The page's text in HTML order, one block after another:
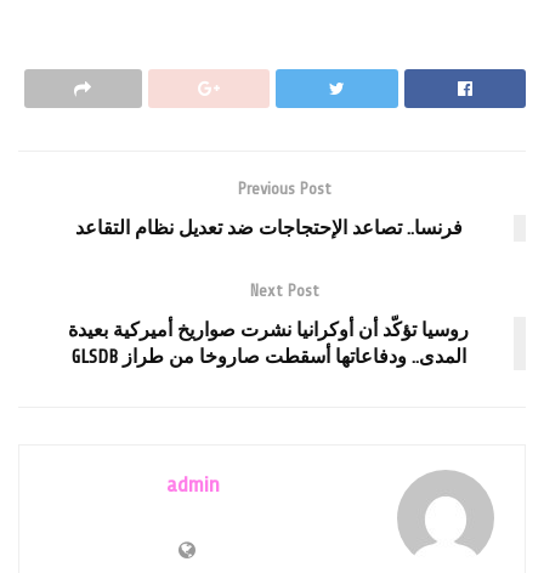
Previous Post
فرنسا.. تصاعد الإحتجاجات ضد تعديل نظام التقاعد
Next Post
روسيا تؤكّد أن أوكرانيا نشرت صواريخ أميركية بعيدة
المدى.. ودفاعاتها أسقطت صاروخا من طراز GLSDB
admin